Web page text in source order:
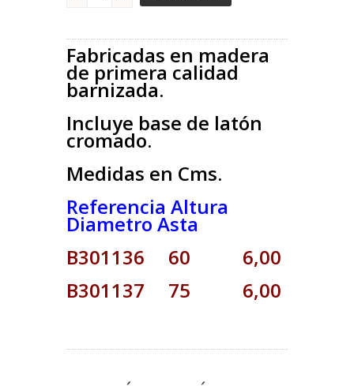
Fabricadas en madera
de primera calidad
barnizada.
Incluye base de latón
cromado.
Medidas en Cms.
Referencia Altura
Diametro Asta
B301136 60 6,00
B301137 75 6,00